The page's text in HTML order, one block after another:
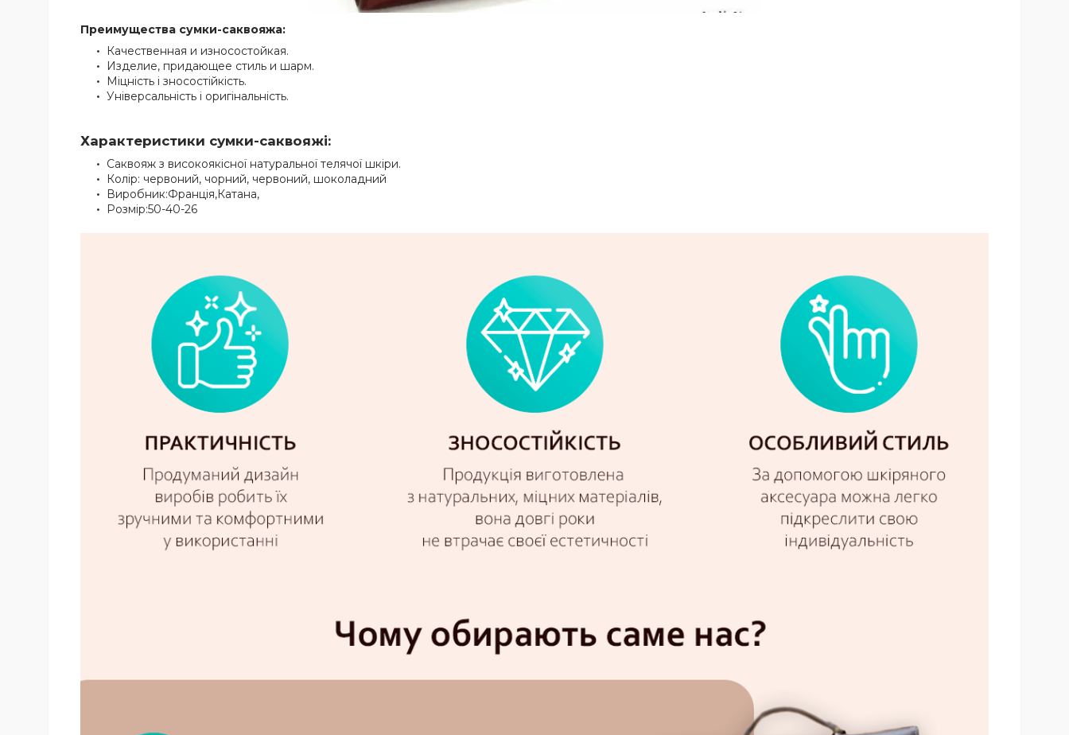
Преимущества сумки-саквояжа:
Качественная и износостойкая.
Изделие, придающее стиль и шарм.
Міцність і зносостійкість.
Універсальність і оригінальність.
Характеристики сумки-саквояжі:
Саквояж з високоякісної натуральної телячої шкіри.
Колір: червоний, чорний, червоний, шоколадний
Виробник:Франція,Катана,
Розмір:50-40-26